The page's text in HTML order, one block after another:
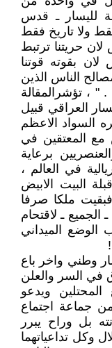
لليسار ـ قدس
ولا تاريخ فقط
لان حريتنا ترتبط
لان بقوته قوتنا
الناس الذين
" ، تؤشرالمقالة
العراقي قبيل
السواد الاعظم
مع المعتقين في
برعاية
في العالم ،
البيت الابيض
فبقيت ملكا صرفا
الجميع ـ لاقتحام
الوضع الميداني
وطني واخر باع
في السر والعلن
ويدعو
جماعة اجتماع
بل وراح يبرر
وكل تداعياتهما